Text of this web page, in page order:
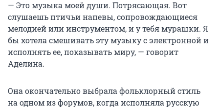
— Это музыка моей души. Потрясающая. Вот
слушаешь птичьи напевы, сопровождающиеся
мелодией или инструментом, и у тебя мурашки. Я
бы хотела смешивать эту музыку с электронной и
исполнять ее, показывать миру, — говорит
Аделина.
Она окончательно выбрала фольклорный стиль
на одном из форумов, когда исполняла русскую